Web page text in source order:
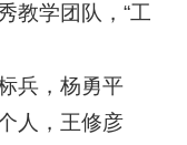
教学团队，“工
兵，杨勇平
人，王修彦